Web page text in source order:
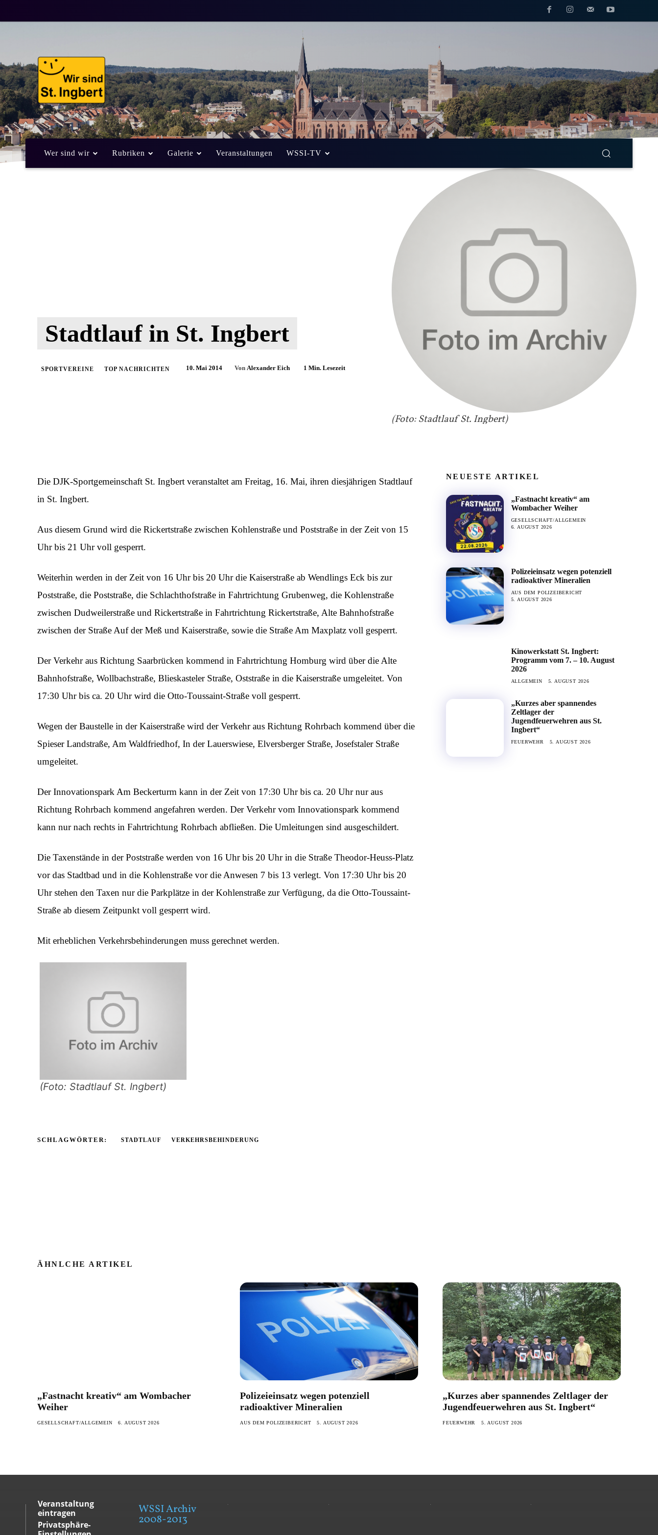
Wer sind wir Rubriken Galerie Veranstaltungen WSSI-TV
(Foto: Stadtlauf St. Ingbert)
Stadtlauf in St. Ingbert
SPORTVEREINE TOP NACHRICHTEN 10. Mai 2014 Von Alexander Eich 1 Min. Lesezeit
Die DJK-Sportgemeinschaft St. Ingbert veranstaltet am Freitag, 16. Mai, ihren diesjährigen Stadtlauf
in St. Ingbert.
Aus diesem Grund wird die Rickertstraße zwischen Kohlenstraße und Poststraße in der Zeit von 15
Uhr bis 21 Uhr voll gesperrt.
Weiterhin werden in der Zeit von 16 Uhr bis 20 Uhr die Kaiserstraße ab Wendlings Eck bis zur
Poststraße, die Poststraße, die Schlachthofstraße in Fahrtrichtung Grubenweg, die Kohlenstraße
zwischen Dudweilerstraße und Rickertstraße in Fahrtrichtung Rickertstraße, Alte Bahnhofstraße
zwischen der Straße Auf der Meß und Kaiserstraße, sowie die Straße Am Maxplatz voll gesperrt.
Der Verkehr aus Richtung Saarbrücken kommend in Fahrtrichtung Homburg wird über die Alte
Bahnhofstraße, Wollbachstraße, Blieskasteler Straße, Oststraße in die Kaiserstraße umgeleitet. Von
17:30 Uhr bis ca. 20 Uhr wird die Otto-Toussaint-Straße voll gesperrt.
Wegen der Baustelle in der Kaiserstraße wird der Verkehr aus Richtung Rohrbach kommend über die
Spieser Landstraße, Am Waldfriedhof, In der Lauerswiese, Elversberger Straße, Josefstaler Straße
umgeleitet.
Der Innovationspark Am Beckerturm kann in der Zeit von 17:30 Uhr bis ca. 20 Uhr nur aus
Richtung Rohrbach kommend angefahren werden. Der Verkehr vom Innovationspark kommend
kann nur nach rechts in Fahrtrichtung Rohrbach abfließen. Die Umleitungen sind ausgeschildert.
Die Taxenstände in der Poststraße werden von 16 Uhr bis 20 Uhr in die Straße Theodor-Heuss-Platz
vor das Stadtbad und in die Kohlenstraße vor die Anwesen 7 bis 13 verlegt. Von 17:30 Uhr bis 20
Uhr stehen den Taxen nur die Parkplätze in der Kohlenstraße zur Verfügung, da die Otto-Toussaint-
Straße ab diesem Zeitpunkt voll gesperrt wird.
Mit erheblichen Verkehrsbehinderungen muss gerechnet werden.
(Foto: Stadtlauf St. Ingbert)
SCHLAGWÖRTER: STADTLAUF VERKEHRSBEHINDERUNG
NEUESTE ARTIKEL
„Fastnacht kreativ“ am
Wombacher Weiher
GESELLSCHAFT/ALLGEMEIN
6. AUGUST 2026
Polizeieinsatz wegen potenziell
radioaktiver Mineralien
AUS DEM POLIZEIBERICHT
5. AUGUST 2026
Kinowerkstatt St. Ingbert:
Programm vom 7. – 10. August
2026
ALLGEMEIN 5. AUGUST 2026
„Kurzes aber spannendes
Zeltlager der
Jugendfeuerwehren aus St.
Ingbert“
FEUERWEHR 5. AUGUST 2026
ÄHNLCHE ARTIKEL
„Fastnacht kreativ“ am Wombacher
Weiher
GESELLSCHAFT/ALLGEMEIN 6. AUGUST 2026
Polizeieinsatz wegen potenziell
radioaktiver Mineralien
AUS DEM POLIZEIBERICHT 5. AUGUST 2026
„Kurzes aber spannendes Zeltlager der
Jugendfeuerwehren aus St. Ingbert“
FEUERWEHR 5. AUGUST 2026
Veranstaltung
eintragen
Privatsphäre-
WSSI Archiv
2008-2013